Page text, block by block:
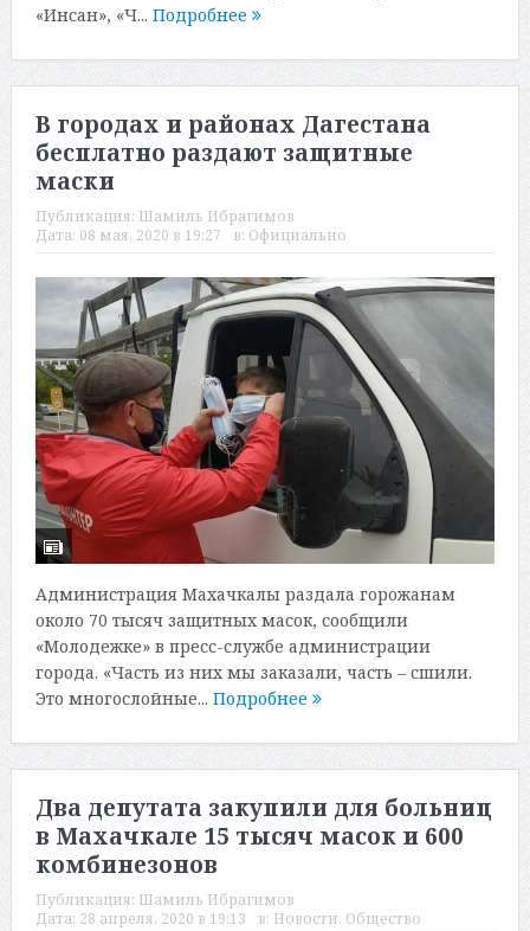
«Инсан», «Ч... Подробнее
В городах и районах Дагестана
бесплатно раздают защитные
маски
Публикация: Шамиль Ибрагимов
Дата: 08 мая, 2020 в 19:27 в: Официально
Администрация Махачкалы раздала горожанам
около 70 тысяч защитных масок, сообщили
«Молодежке» в пресс-службе администрации
города. «Часть из них мы заказали, часть – сшили.
Это многослойные... Подробнее
Два депутата закупили для больниц
в Махачкале 15 тысяч масок и 600
комбинезонов
Публикация: Шамиль Ибрагимов
Дата: 28 апреля, 2020 в 19:13 в: Новости, Общество